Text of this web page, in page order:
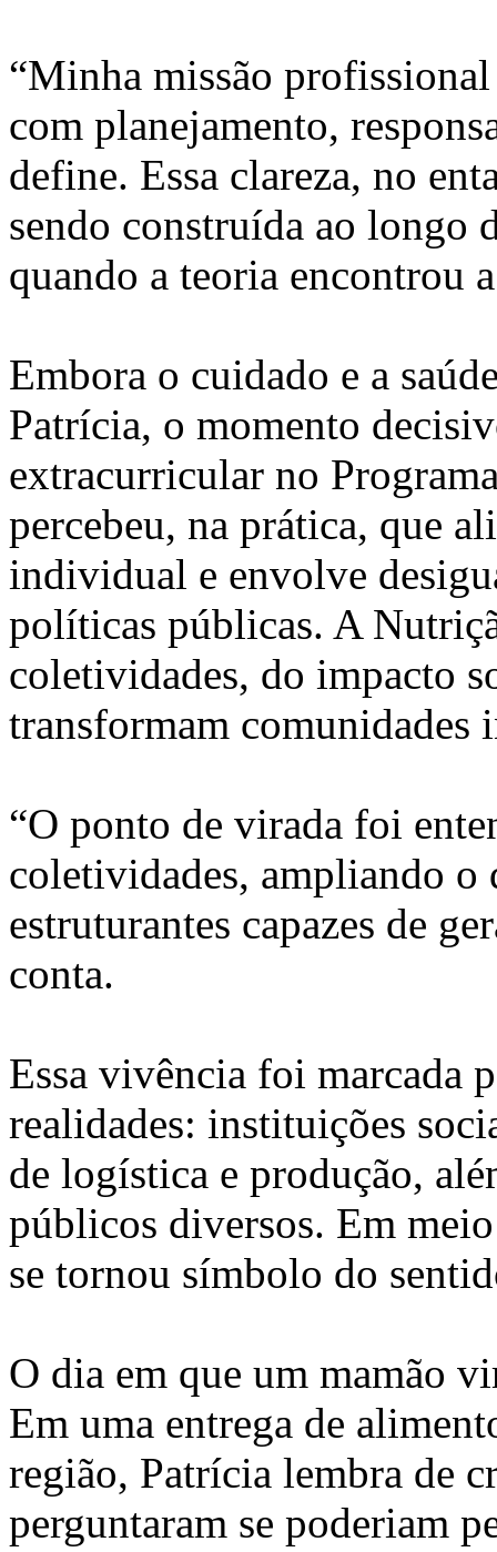
“Minha missão
com planejamento,
define. Essa clareza, no
sendo construída ao longo
quando a teoria encontrou
Embora o cuidado e a
Patrícia, o momento
extracurricular no
percebeu, na prática, que
individual e envolve
políticas públicas. A
coletividades, do impacto
transformam comunidades
“O ponto de virada foi
coletividades, ampliando o
estruturantes capazes de
conta.
Essa vivência foi marcada
realidades: instituições
de logística e produção,
públicos diversos. Em
se tornou símbolo do
O dia em que um mamão
Em uma entrega de
região, Patrícia lembra de
perguntaram se poderiam